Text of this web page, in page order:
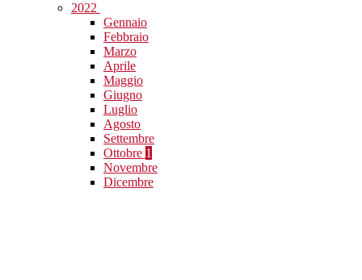
2022
Gennaio
Febbraio
Marzo
Aprile
Maggio
Giugno
Luglio
Agosto
Settembre
Ottobre 1
Novembre
Dicembre